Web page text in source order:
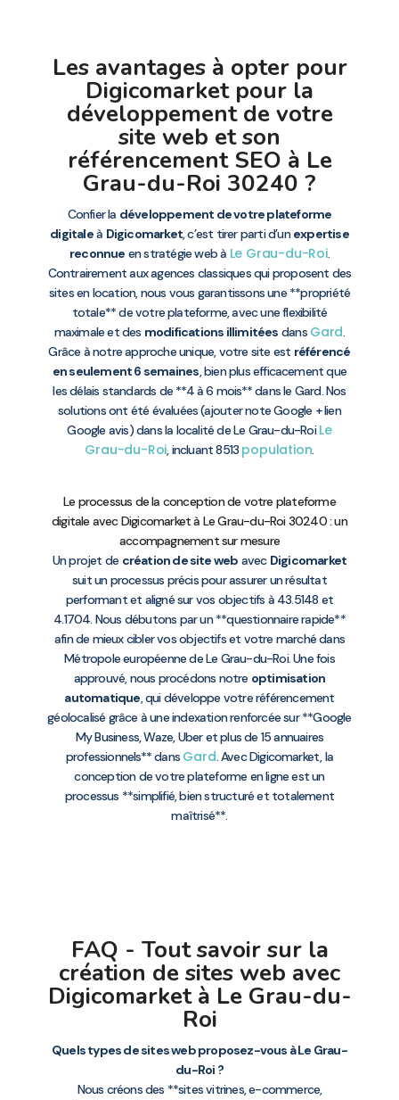
Les avantages à opter pour
Digicomarket pour la
développement de votre
site web et son
référencement SEO à Le
Grau-du-Roi 30240 ?
Confier la développement de votre plateforme
digitaleà Digicomarket, c’est tirer parti d’unexpertise
reconnue en stratégie web à Le Grau-du-Roi.
Contrairement aux agences classiques qui proposent des
sites en location, nous vous garantissons une **propriété
totale** de votre plateforme, avec une flexibilité
maximale et des modifications illimitées dans Gard.
Grâce à notre approche unique, votre site est référencé
en seulement 6 semaines, bien plus efficacement que
les délais standards de **4 à 6 mois** dans le Gard. Nos
solutions ont été évaluées (ajouter note Google + lien
Google avis) dans la localité de Le Grau-du-RoiLe
Grau-du-Roi, incluant 8513 population.
Le processus de la conception de votre plateforme
digitale avec Digicomarket à Le Grau-du-Roi 30240 : un
accompagnement sur mesure
Un projet de création de site web avec Digicomarket
suit un processus précis pour assurer un résultat
performant et aligné sur vos objectifs à 43.5148 et
4.1704. Nous débutons par un **questionnaire rapide**
afin de mieux cibler vos objectifs et votre marché dans
Métropole européenne de Le Grau-du-Roi. Une fois
approuvé, nous procédons notre optimisation
automatique, qui développe votre référencement
géolocalisé grâce à une indexation renforcée sur **Google
My Business, Waze, Uber et plus de 15 annuaires
professionnels** dans Gard. Avec Digicomarket, la
conception de votre plateforme en ligne est un
processus **simplifié, bien structuré et totalement
maîtrisé**.
FAQ - Tout savoir sur la
création de sites web avec
Digicomarket à Le Grau-du-
Roi
Quels types de sites web proposez-vous à Le Grau-
du-Roi ?
Nous créons des **sites vitrines, e-commerce,